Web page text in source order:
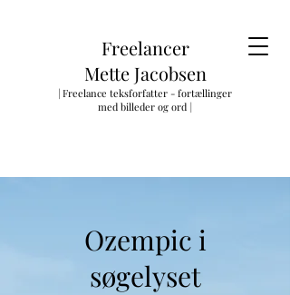
Freelancer
Mette Jacobsen
| Freelance teksforfatter - fortællinger
med billeder og ord |
Ozempic i
søgelyset